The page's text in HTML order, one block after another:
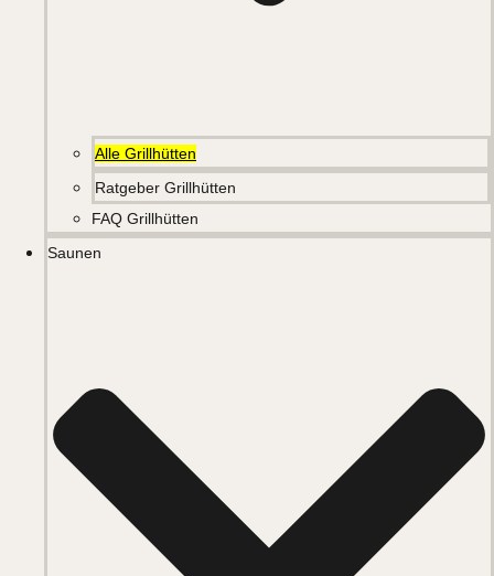
Alle Grillhütten
Ratgeber Grillhütten
FAQ Grillhütten
Saunen